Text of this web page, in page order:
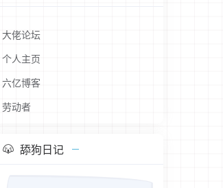
大佬论坛
个人主页
六亿博客
劳动者
舔狗日记